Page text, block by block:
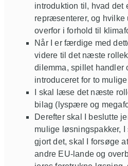
introduktion til, hvad det
repræsenterer, og hvilke
overfor i forhold til
Når I er færdige med
videre til det næste
dilemma, spillet handler
introduceret for to
I skal læse det næste
bilag (lyspære og
Derefter skal I beslutte
mulige løsningspakker,
gjort det, skal I forsøge
andre EU-lande og